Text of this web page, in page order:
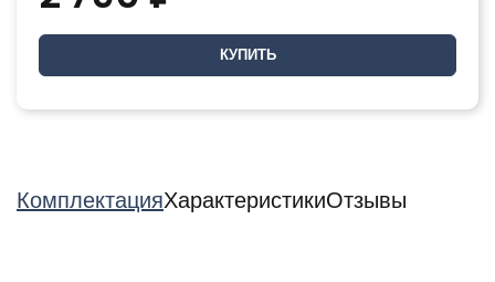
КУПИТЬ
КомплектацияХарактеристикиОтзывы